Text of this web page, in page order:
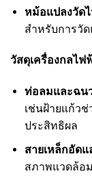
หม้อแปลงวัด
สำหรับการวั
วัสดุเครื่องกลไฟ
ท่อลมและฉน
เช่นฝ้ายแก้วช่
ประสิทธิผล
สายเหล็กอัด
สภาพแวดล้อ